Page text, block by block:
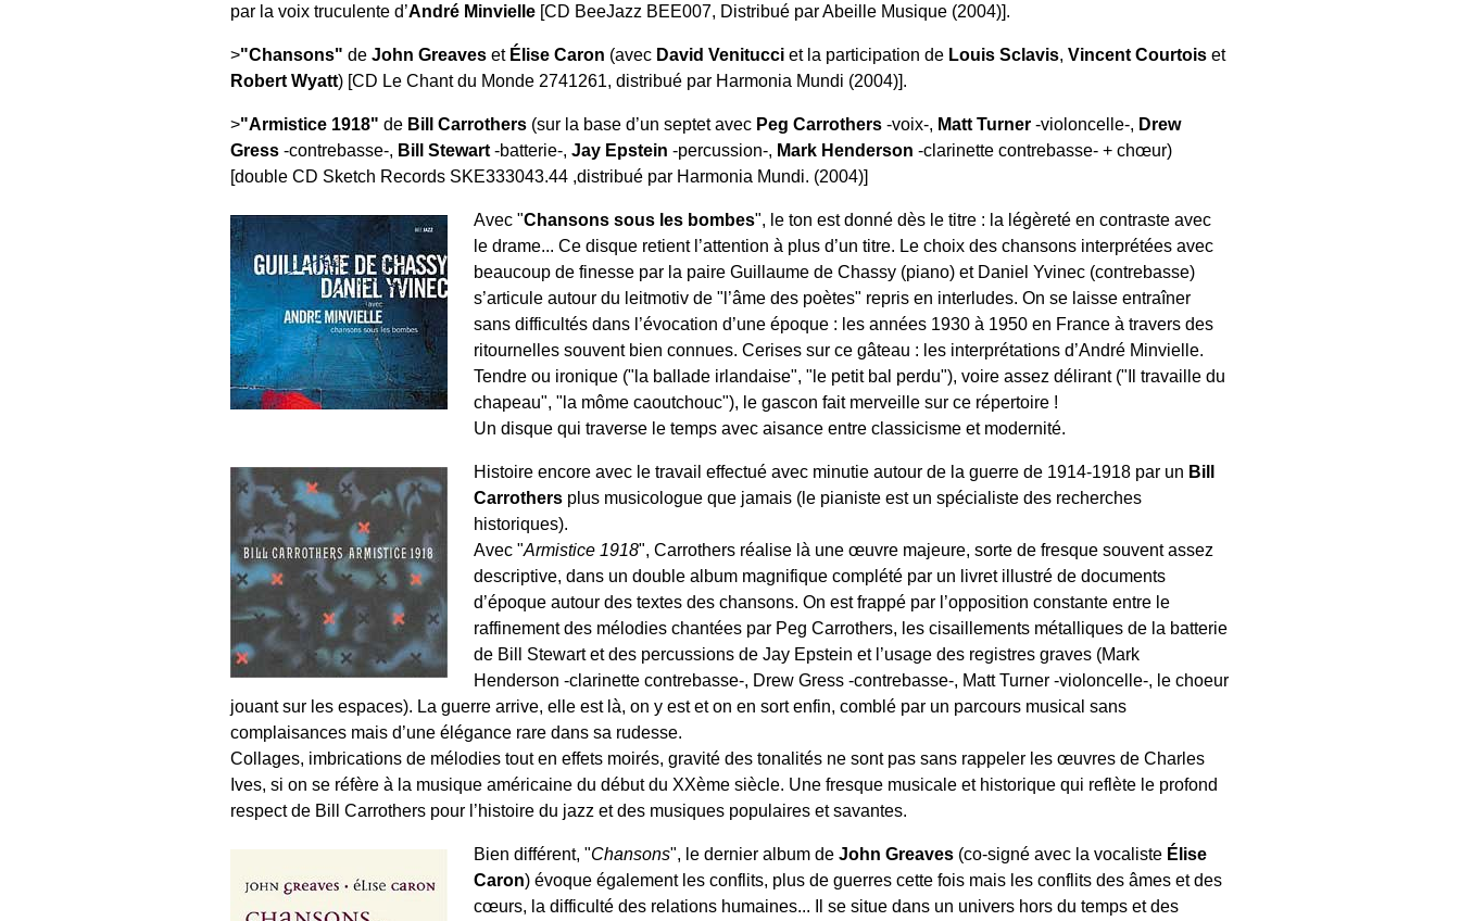
par la voix truculente d’André Minvielle [CD BeeJazz BEE007, Distribué par Abeille Musique (2004)].
>"Chansons" de John Greaves et Élise Caron (avec David Venitucci et la participation de Louis Sclavis, Vincent Courtois et
Robert Wyatt) [CD Le Chant du Monde 2741261, distribué par Harmonia Mundi (2004)].
>"Armistice 1918" de Bill Carrothers (sur la base d’un septet avec Peg Carrothers -voix-, Matt Turner -violoncelle-, Drew
Gress -contrebasse-, Bill Stewart -batterie-, Jay Epstein -percussion-, Mark Henderson -clarinette contrebasse- + chœur)
[double CD Sketch Records SKE333043.44 ,distribué par Harmonia Mundi. (2004)]
Avec "Chansons sous les bombes", le ton est donné dès le titre : la légèreté en contraste avec
le drame... Ce disque retient l’attention à plus d’un titre. Le choix des chansons interprétées avec
beaucoup de finesse par la paire Guillaume de Chassy (piano) et Daniel Yvinec (contrebasse)
s’articule autour du leitmotiv de "l’âme des poètes" repris en interludes. On se laisse entraîner
sans difficultés dans l’évocation d’une époque : les années 1930 à 1950 en France à travers des
ritournelles souvent bien connues. Cerises sur ce gâteau : les interprétations d’André Minvielle.
Tendre ou ironique ("la ballade irlandaise", "le petit bal perdu"), voire assez délirant ("Il travaille du
chapeau", "la môme caoutchouc"), le gascon fait merveille sur ce répertoire !
Un disque qui traverse le temps avec aisance entre classicisme et modernité.
Histoire encore avec le travail effectué avec minutie autour de la guerre de 1914-1918 par un Bill
Carrothers plus musicologue que jamais (le pianiste est un spécialiste des recherches
historiques).
Avec "Armistice 1918", Carrothers réalise là une œuvre majeure, sorte de fresque souvent assez
descriptive, dans un double album magnifique complété par un livret illustré de documents
d’époque autour des textes des chansons. On est frappé par l’opposition constante entre le
raffinement des mélodies chantées par Peg Carrothers, les cisaillements métalliques de la batterie
de Bill Stewart et des percussions de Jay Epstein et l’usage des registres graves (Mark
Henderson -clarinette contrebasse-, Drew Gress -contrebasse-, Matt Turner -violoncelle-, le choeur
jouant sur les espaces). La guerre arrive, elle est là, on y est et on en sort enfin, comblé par un parcours musical sans
complaisances mais d’une élégance rare dans sa rudesse.
Collages, imbrications de mélodies tout en effets moirés, gravité des tonalités ne sont pas sans rappeler les œuvres de Charles
Ives, si on se réfère à la musique américaine du début du XXème siècle. Une fresque musicale et historique qui reflète le profond
respect de Bill Carrothers pour l’histoire du jazz et des musiques populaires et savantes.
Bien différent, "Chansons", le dernier album deJohn Greaves (co-signé avec la vocaliste Élise
Caron) évoque également les conflits, plus de guerres cette fois mais les conflits des âmes et des
cœurs, la difficulté des relations humaines... Il se situe dans un univers hors du temps et des